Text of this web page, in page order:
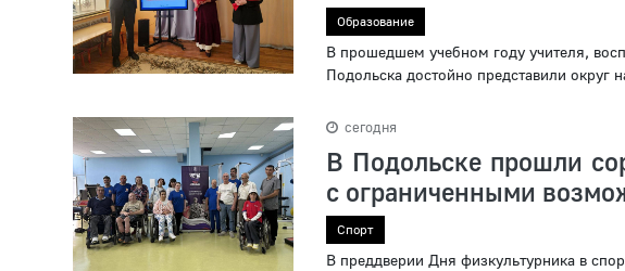
Образование
В прошедшем учебном году учителя,
Подольска достойно представили округ
сегодня
В Подольске прошли
с ограниченными
Спорт
В преддверии Дня физкультурника в